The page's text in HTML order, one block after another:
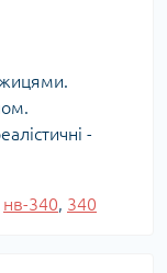
-
нв-340, 340